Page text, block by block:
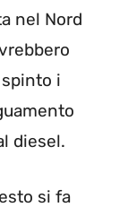
nel Nord
i
diesel.
si fa